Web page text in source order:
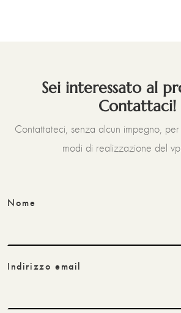
Sei interessato al
Contattaci!
Contattateci, senza alcun impegno,
modi di realizzazione del
Nome
Indirizzo email